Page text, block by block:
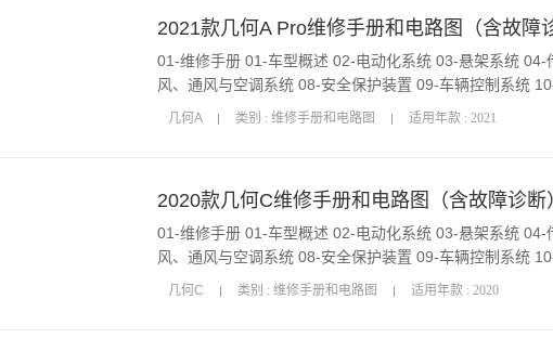
2021款几何A Pro维修手册和电路图（含故障
01-维修手册 01-车型概述 02-电动化系统 03-悬架系统
风、通风与空调系统 08-安全保护装置 09-车辆控制系统
13 1-电路图识读说明 pdf 13 2-图标符号 pdf 13 3-诊断和
几何A 类别 : 维修手册和电路图 适用年款 : 2021
2020款几何C维修手册和电路图（含故障诊断
01-维修手册 01-车型概述 02-电动化系统 03-悬架系统
风、通风与空调系统 08-安全保护装置 09-车辆控制系统
13 1-电路图识读说明 pdf 13 2-图标符号 pdf 13 3-诊断和
几何C 类别 : 维修手册和电路图 适用年款 : 2020